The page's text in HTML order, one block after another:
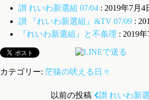
讃 れいわ新選組 07/04: 2019年7月4
讃 『れいわ新選組』&TV 07/09:
『れいわ新選組』と不条理 : 2019
カテゴリー: 茫猿の吠える日々
以前の投稿
讃 れいわ新